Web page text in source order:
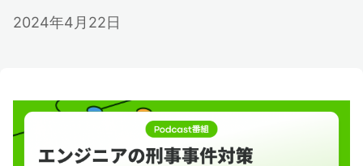
2024年4月22日